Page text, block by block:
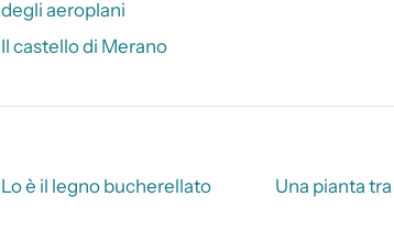
degli aeroplani
Il castello di Merano
Lo è il legno bucherellato Una pianta tra